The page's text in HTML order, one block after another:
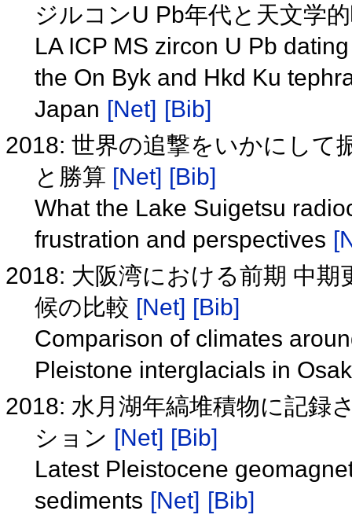
ジルコンU Pb年代と天文学
LA ICP MS zircon U Pb
the On Byk and Hkd Ku
Japan [Net] [Bib]
2018: 世界の追撃をいかにして
と勝算 [Net] [Bib]
What the Lake Suigetsu
frustration and perspectives
2018: 大阪湾における前期 中
候の比較 [Net] [Bib]
Comparison of climates
Pleistone interglacials in
2018: 水月湖年縞堆積物に記録
ション [Net] [Bib]
Latest Pleistocene
sediments [Net] [Bib]